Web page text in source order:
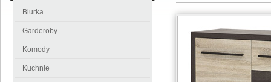
Biurka
Garderoby
Komody
Kuchnie